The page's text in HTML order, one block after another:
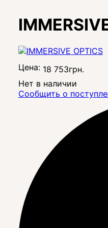
Цена: 18 753грн.
Нет в наличии
Сообщить о